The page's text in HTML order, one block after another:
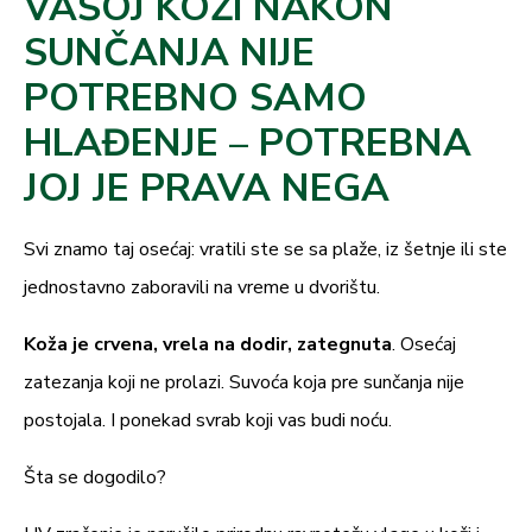
dehidrooctena kiselina, limunska kiselina, natrijum
benzoat, kalijum sorbat, tokoferol, natrijum fitat,
natrijum hidroksid, citral.
*Ovaj proizvod je u skladu sa UREDBOM (EZ) br. 1223/2009
EVROPSKOG PARLAMENTA I SAVETA od 30. novembra 2009.
o kozmetičkim proizvodima.
SUNČANJA NIJE
POTREBNO SAMO
HLAĐENJE – POTREBNA
JOJ JE PRAVA NEGA
Svi znamo taj osećaj: vratili ste se sa plaže, iz šetnje ili ste
jednostavno zaboravili na vreme u dvorištu.
Koža je crvena, vrela na dodir, zategnuta. Osećaj
zatezanja koji ne prolazi. Suvoća koja pre sunčanja nije
postojala. I ponekad svrab koji vas budi noću.
Šta se dogodilo?